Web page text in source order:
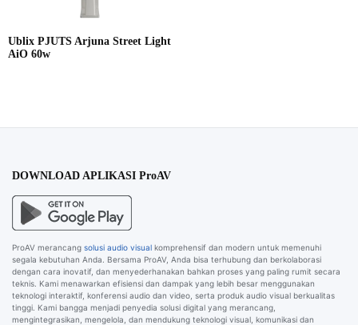
Ublix PJUTS Arjuna Street Light
AiO 60w
DOWNLOAD APLIKASI ProAV
ProAV merancang solusi audio visual komprehensif dan modern untuk memenuhi
segala kebutuhan Anda. Bersama ProAV, Anda bisa terhubung dan berkolaborasi
dengan cara inovatif, dan menyederhanakan bahkan proses yang paling rumit secara
teknis. Kami menawarkan efisiensi dan dampak yang lebih besar menggunakan
teknologi interaktif, konferensi audio dan video, serta produk audio visual berkualitas
tinggi. Kami bangga menjadi penyedia solusi digital yang merancang,
mengintegrasikan, mengelola, dan mendukung teknologi visual, komunikasi dan